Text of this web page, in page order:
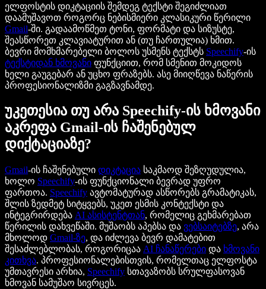
ელფოსტის დიკტაციის შემდეგ ტექსტი შეგიძლიათ
დაამუშავოთ როგორც ნებისმიერი კლასიკური წერილი
Gmail-ში. გადაამოწმეთ ტონი, ფორმატი და სიზუსტე,
შეასწორეთ კლავიატურით ან (თუ ჩართულია) ხმით.
ბევრი მომხმარებელი ბოლოს უსმენს ტექსტს Speechify-ის
ტექსტიდან ხმოვანი ფუნქციით, რომ სმენით მოკიდოს
ხელი გაუგებარ ან უცხო ფრაზებს. ასე მიიღწევა ნაწერის
პროფესიონალიზმი გაგზავნამდე.
უკეთესია თუ არა Speechify-ის ხმოვანი
აკრეფა Gmail-ის ჩაშენებულ
დიქტაციაზე?
Gmail-ის ჩაშენებული დიკტაცია საკმაოდ შეზღუდულია,
ხოლო Speechify-ის ფუნქციონალი ბევრად უფრო
ფართოა. Speechify ავტომატურად ასწორებს გრამატიკას,
შლის ზედმეტ სიტყვებს, უკეთ ესმის კონტექსტი და
ინტეგრირდება AI ასისტენტთან, რომელიც გეხმარებათ
წერილის დახვეწაში. მუშაობს აპებსა და ვებსაიტებზე, არა
მხოლოდ Gmail-ზე, და იძლევა ბევრ დამატებით
შესაძლებლობას, როგორიცაა AI ჩანაწერები და ხმოვანი
კითხვა. პროფესიონალებისთვის, რომელთაც ელფოსტა
უმთავრესი არხია, Speechify სთავაზობს სრულფასოვან
ხმოვან სამუშაო სივრცეს.